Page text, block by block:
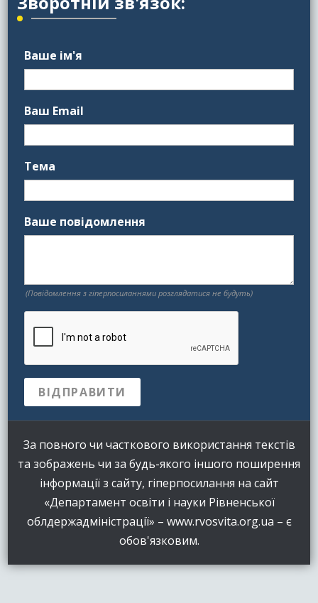
Ваше ім'я
Ваш Email
Тема
Ваше повідомлення
(Повідомлення з гіперпосиланнями розглядатися не будуть)
За повного чи часткового використання текстів
та зображень чи за будь-якого іншого поширення
інформації з сайту, гіперпосилання на сайт
«Департамент освіти і науки Рівненської
облдержадміністрації» – www.rvosvita.org.ua – є
обов'язковим.